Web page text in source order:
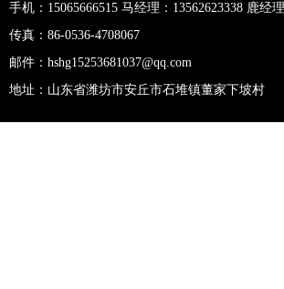
手机：15065666515 马经理：13562623338 鹿经
传真：86-0536-4708067
邮件：hshg15253681037@qq.com
地址：山东省潍坊市安丘市石堆镇董家下坡村